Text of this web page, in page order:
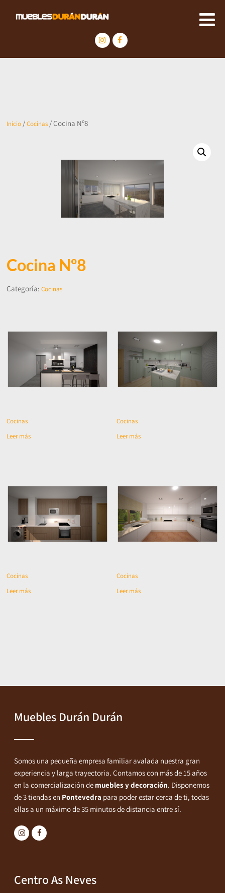
Inicio /Cocinas / Cocina Nº8
Cocina Nº8
Categoría:Cocinas
Cocinas
Leer más
Cocinas
Leer más
Cocinas
Leer más
Cocinas
Leer más
Muebles Durán Durán
Somos una pequeña empresa familiar avalada nuestra gran
experiencia y larga trayectoria. Contamos con más de 15 años
en la comercialización de muebles y decoración. Disponemos
de 3 tiendas en Pontevedra para poder estar cerca de ti, todas
ellas a un máximo de 35 minutos de distancia entre sí.
Centro As Neves